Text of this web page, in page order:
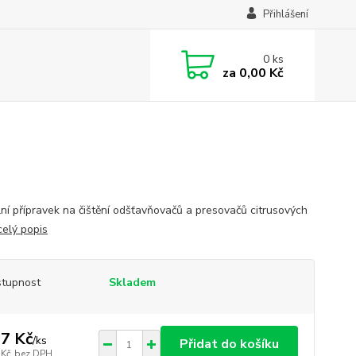
Přihlášení
0ks
za 0,00 Kč
přípravek na čištění odšťavňovačů a presovačů citrusových
popis
Skladem
Kč/ks
bez DPH
Přidat do košíku